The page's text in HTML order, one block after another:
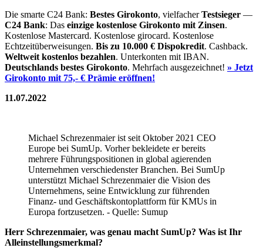
Die smarte C24 Bank: Bestes Girokonto, vielfacherTestsieger —
C24 Bank: Das einzige kostenlose Girokonto mit Zinsen.
Kostenlose Mastercard. Kostenlose girocard. Kostenlose
Echtzeitüberweisungen. Bis zu 10.000 € Dispokredit. Cashback.
Weltweit kostenlos bezahlen. Unterkonten mit IBAN.
Deutschlands bestes Girokonto. Mehrfach ausgezeichnet! » Jetzt
Girokonto mit 75,- € Prämie eröffnen!
11.07.2022
Michael Schrezenmaier ist seit Oktober 2021 CEO
Europe bei SumUp. Vorher bekleidete er bereits
mehrere Führungspositionen in global agierenden
Unternehmen verschiedenster Branchen. Bei SumUp
unterstützt Michael Schrezenmaier die Vision des
Unternehmens, seine Entwicklung zur führenden
Finanz- und Geschäftskontoplattform für KMUs in
Europa fortzusetzen. - Quelle: Sumup
Herr Schrezenmaier, was genau macht SumUp? Was ist Ihr
Alleinstellungsmerkmal?